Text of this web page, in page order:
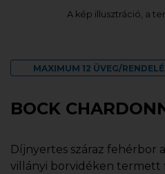
A kép illusztráció, a
MAXIMUM 12 ÜVEG/
BOCK
Díjnyertes száraz fehérbor
villányi borvidéken termett